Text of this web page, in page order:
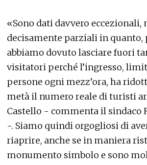
«Sono dati davvero eccezionali,
decisamente parziali in quanto,
abbiamo dovuto lasciare fuori
visitatori perché l’ingresso,
persone ogni mezz’ora, ha
metà il numero reale di turisti
Castello - commenta il sindaco
-. Siamo quindi orgogliosi di
riaprire, anche se in maniera
monumento simbolo e sono